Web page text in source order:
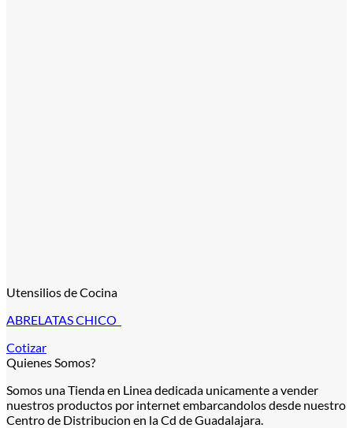
Utensilios de Cocina
ABRELATAS CHICO
Cotizar
Quienes Somos?
Somos una Tienda en Linea dedicada unicamente a vender
nuestros productos por internet embarcandolos desde nuestro
Centro de Distribucion en la Cd de Guadalajara.